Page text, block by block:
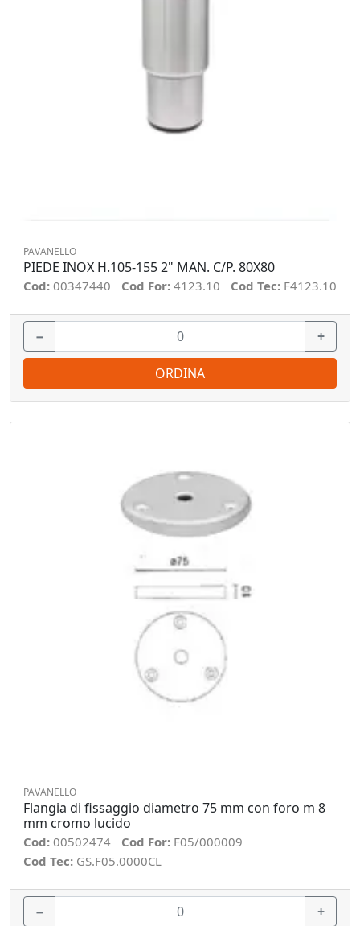
PAVANELLO
PIEDE INOX H.105-155 2" MAN. C/P. 80X80
Cod: 00347440 Cod For: 4123.10 Cod Tec: F4123.10
− +
ORDINA
PAVANELLO
Flangia di fissaggio diametro 75 mm con foro m 8
mm cromo lucido
Cod: 00502474 Cod For: F05/000009
Cod Tec: GS.F05.0000CL
− +